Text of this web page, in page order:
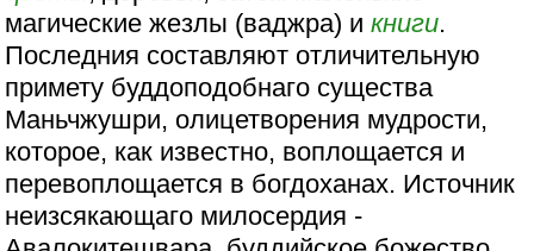
магические жезлы (ваджра) икниги.
Последния составляют отличительную
примету буддоподобнаго существа
Маньчжушри, олицетворения мудрости,
которое, как известно, воплощается и
перевоплощается в богдоханах. Источник
неизсякающаго милосердия -